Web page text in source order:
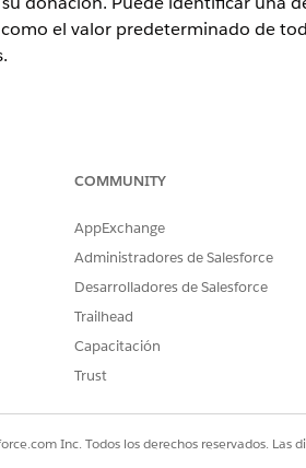
el valor predeterminado de
UnlimitedyDeveloper
con Nonprofit Cloud
Conjunto de permisos de
Designaciones de regalo.
ejemplo, ingreseFondo de ayuda
COMMUNITY
AppExchange
Administradores de Salesforce
Desarrolladores de Salesforce
Trailhead
Capacitación
Trust
Inc. Todos los derechos reservados. Las